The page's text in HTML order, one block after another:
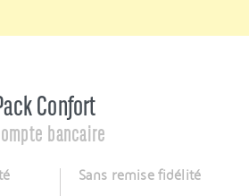
Confort
bancaire
Sans remise fidélité